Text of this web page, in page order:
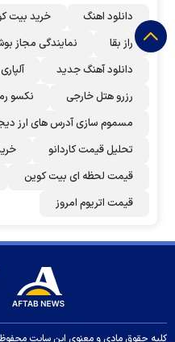
دانلود اهنگ خرید بیت
راز بقا
نمایندگی مجاز
دانلود آهنگ جدید
آلپاری
رزرو هتل خارجی
نکسو
مسموم سازی آدرس های ارز
تحلیل قیمت کاردانو
قیمت لحظه ای بیت کوین
قیمت اتریوم امروز
کلیه حقوق مادی و معنوی این سایت محفوظ